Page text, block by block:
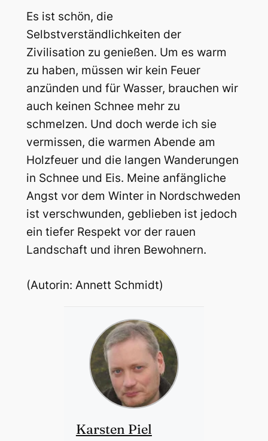
Es ist schön, die
Selbstverständlichkeiten der
Zivilisation zu genießen. Um es warm
zu haben, müssen wir kein Feuer
anzünden und für Wasser, brauchen wir
auch keinen Schnee mehr zu
schmelzen. Und doch werde ich sie
vermissen, die warmen Abende am
Holzfeuer und die langen Wanderungen
in Schnee und Eis. Meine anfängliche
Angst vor dem Winter in Nordschweden
ist verschwunden, geblieben ist jedoch
ein tiefer Respekt vor der rauen
Landschaft und ihren Bewohnern.
(Autorin: Annett Schmidt)
Karsten Piel